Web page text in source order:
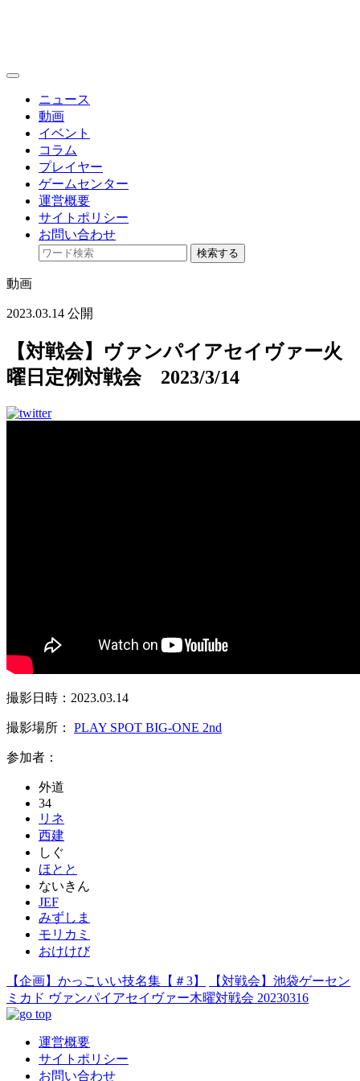
toggle
ニュース
動画
イベント
コラム
プレイヤー
ゲームセンター
運営概要
サイトポリシー
お問い合わせ
検索する
動画
2023.03.14 公開
【対戦会】ヴァンパイアセイヴァー火
曜日定例対戦会 2023/3/14
撮影日時：2023.03.14
撮影場所： PLAY SPOT BIG-ONE 2nd
参加者：
外道
34
リネ
西建
しぐ
ほとと
ないきん
JEF
みずしま
モリカミ
おけけび
【企画】かっこいい技名集【＃3】
【対戦会】池袋ゲーセン
ミカド ヴァンパイアセイヴァー木曜対戦会 20230316
運営概要
サイトポリシー
お問い合わせ